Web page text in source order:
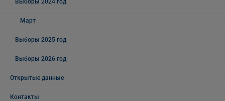
Выборы 2024 год
Март
Выборы 2025 год
Выборы 2026 год
Открытые данные
Контакты